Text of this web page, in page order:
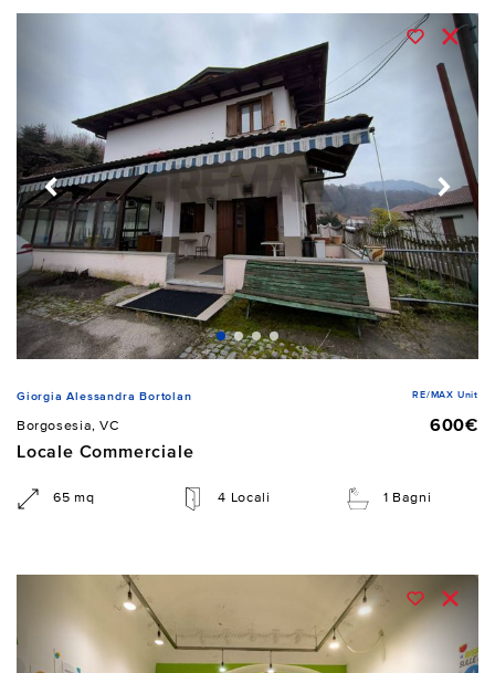
Giorgia Alessandra Bortolan RE/MAX Unit
Borgosesia, VC
600€
Locale Commerciale
65 mq 4 Locali 1 Bagni